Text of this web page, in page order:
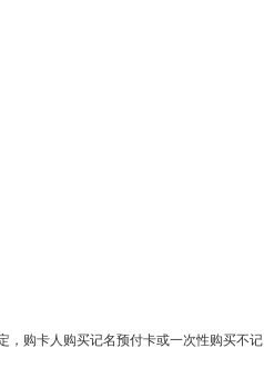
，购卡人购买记名预付卡或一次性购买不记